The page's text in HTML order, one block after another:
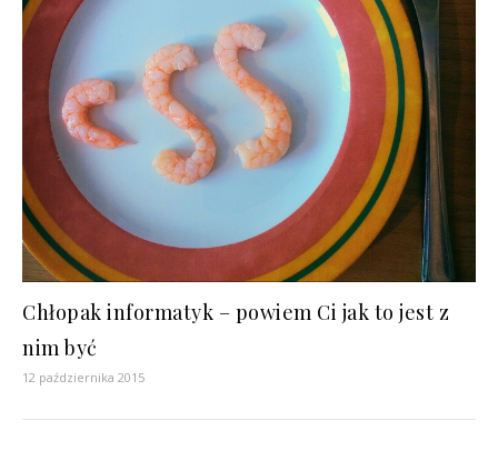
Chłopak informatyk – powiem Ci jak to jest z
nim być
12 października 2015